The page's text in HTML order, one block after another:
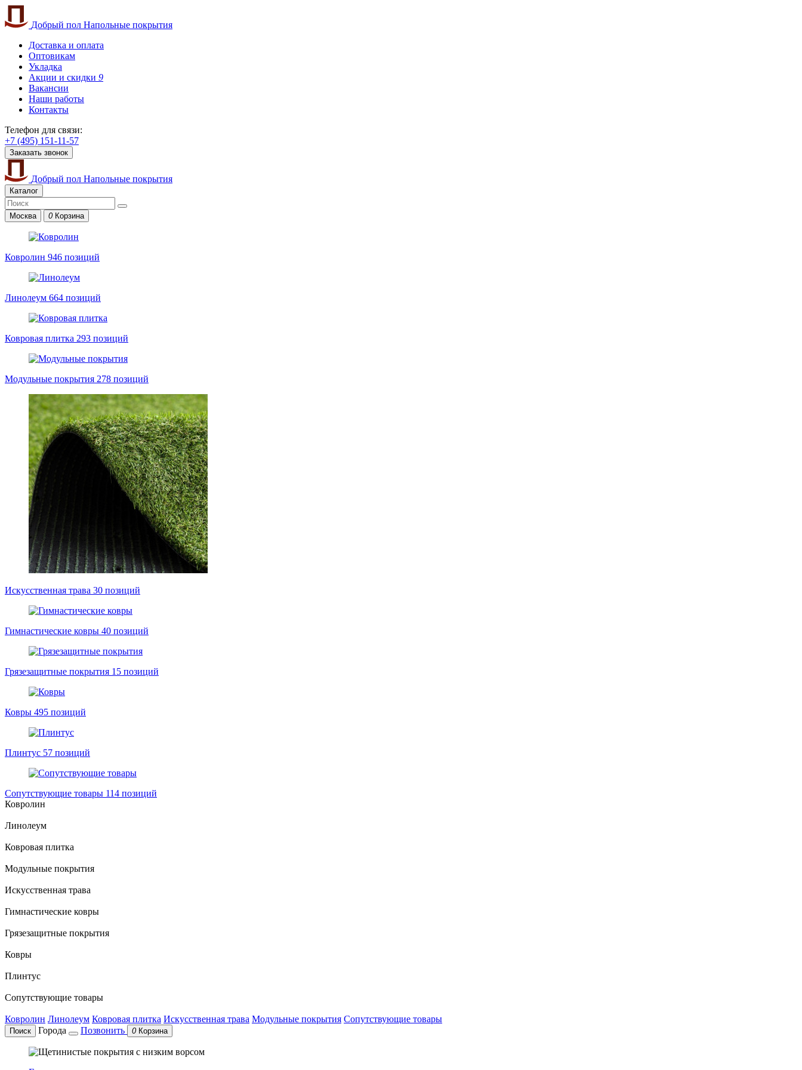
Добрый пол Напольные покрытия
Доставка и оплата
Оптовикам
Укладка
Акции и скидки 9
Вакансии
Наши работы
Контакты
Телефон для связи:
+7 (495) 151-11-57
Заказать звонок
Добрый пол Напольные покрытия
Каталог
Москва 0 Корзина
Ковролин 946 позиций
Линолеум 664 позиций
Ковровая плитка 293 позиций
Модульные покрытия 278 позиций
Искусственная трава 30 позиций
Гимнастические ковры 40 позиций
Грязезащитные покрытия 15 позиций
Ковры 495 позиций
Плинтус 57 позиций
Сопутствующие товары 114 позиций
Ковролин
Линолеум
Ковровая плитка
Модульные покрытия
Искусственная трава
Гимнастические ковры
Грязезащитные покрытия
Ковры
Плинтус
Сопутствующие товары
Ковролин Линолеум Ковровая плитка Искусственная трава Модульные покрытия Сопутствующие товары
Поиск Города Позвонить 0 Корзина